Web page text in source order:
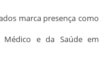
marca presença como
Médico e da Saúde em